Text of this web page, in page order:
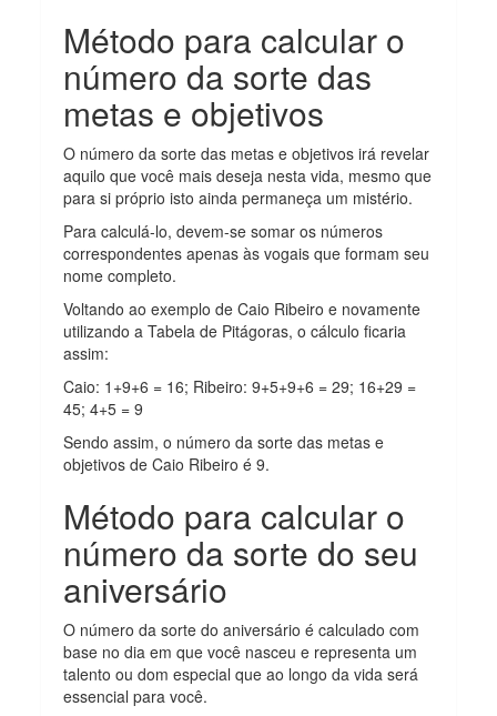
Método para calcular o
número da sorte das
metas e objetivos
O número da sorte das metas e objetivos irá revelar
aquilo que você mais deseja nesta vida, mesmo que
para si próprio isto ainda permaneça um mistério.
Para calculá-lo, devem-se somar os números
correspondentes apenas às vogais que formam seu
nome completo.
Voltando ao exemplo de Caio Ribeiro e novamente
utilizando a Tabela de Pitágoras, o cálculo ficaria
assim:
Caio: 1+9+6 = 16; Ribeiro: 9+5+9+6 = 29; 16+29 =
45; 4+5 = 9
Sendo assim, o número da sorte das metas e
objetivos de Caio Ribeiro é 9.
Método para calcular o
número da sorte do seu
aniversário
O número da sorte do aniversário é calculado com
base no dia em que você nasceu e representa um
talento ou dom especial que ao longo da vida será
essencial para você.